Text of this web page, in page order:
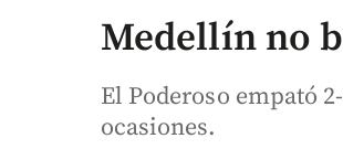
Medellín no
El Poderoso empató
ocasiones.